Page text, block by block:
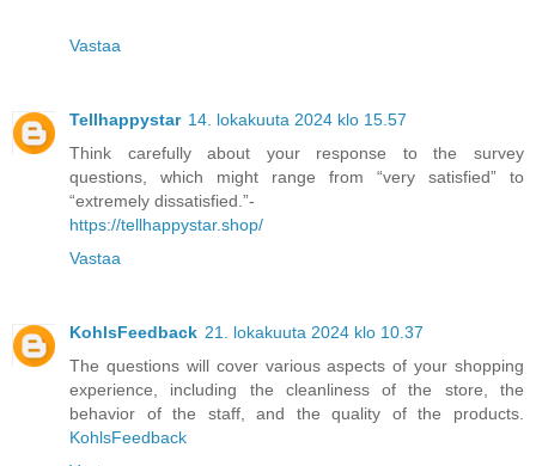
Vastaa
Tellhappystar 14. lokakuuta 2024 klo 15.57
Think carefully about your response to the survey
questions, which might range from “very satisfied” to
“extremely dissatisfied.”-
https://tellhappystar.shop/
Vastaa
KohlsFeedback 21. lokakuuta 2024 klo 10.37
The questions will cover various aspects of your shopping
experience, including the cleanliness of the store, the
behavior of the staff, and the quality of the products.
KohlsFeedback